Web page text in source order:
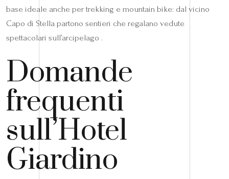
base ideale anche per trekking e mountain bike: dal vicino
Capo di Stella partono sentieri che regalano vedute
spettacolari sull’arcipelago .
Domande
frequenti
sull’Hotel
Giardino